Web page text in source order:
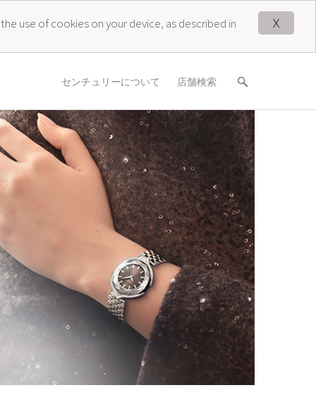
X
use of cookies on your device, as described in
センチュリーについて 店舗検索